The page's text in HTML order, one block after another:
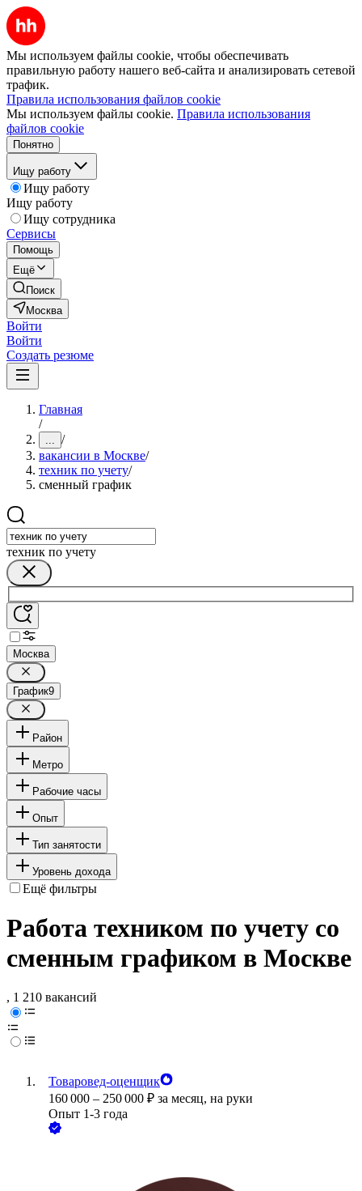
Мы используем файлы cookie, чтобы обеспечивать
правильную работу нашего веб-сайта и анализировать сетевой
трафик.
Правила использования файлов cookie
Мы используем файлы cookie. Правила использования
файлов cookie
Понятно
Ищу работу
Ищу работу
Ищу работу
Ищу сотрудника
Сервисы
Помощь
Ещё
Поиск
Москва
Войти
Войти
Создать резюме
Главная
/
... /
вакансии в Москве/
техник по учету/
сменный график
техник по учету
Москва
График9
Район
Метро
Рабочие часы
Опыт
Тип занятости
Уровень дохода
Ещё фильтры
Работа техником по учету со
сменным графиком в Москве
, 1 210 вакансий
Товаровед-оценщик
160 000 – 250 000 ₽ за месяц, на руки
Опыт 1-3 года